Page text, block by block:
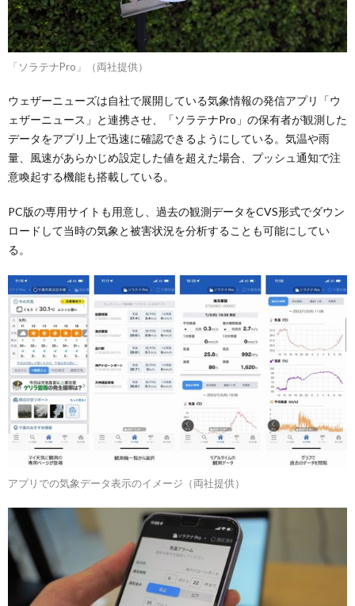
「ソラテナPro」（両社提供）
ウェザーニューズは自社で展開している気象情報の発信アプリ「ウ
ェザーニュース」と連携させ、「ソラテナPro」の保有者が観測した
データをアプリ上で迅速に確認できるようにしている。気温や雨
量、風速があらかじめ設定した値を超えた場合、プッシュ通知で注
意喚起する機能も搭載している。
PC版の専用サイトも用意し、過去の観測データをCVS形式でダウン
ロードして当時の気象と被害状況を分析することも可能にしてい
る。
アプリでの気象データ表示のイメージ（両社提供）